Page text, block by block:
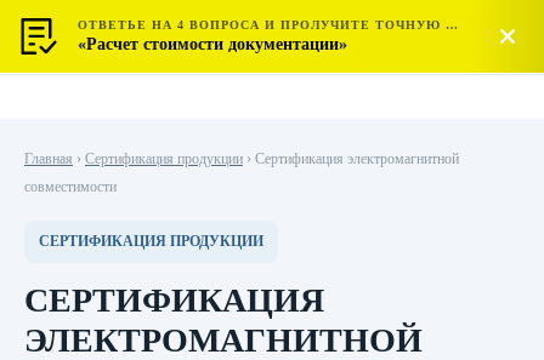
МОСТЕСТ
ЦЕНТР СЕРТИФИКАЦИИ
Главная › Сертификация продукции › Сертификация электромагнитной
совместимости
СЕРТИФИКАЦИЯ ПРОДУКЦИИ
СЕРТИФИКАЦИЯ
ЭЛЕКТРОМАГНИТНОЙ
ОТВЕТЬЕ НА 4 ВОПРОСА И ПРОЛУЧИТЕ ТОЧНУЮ СТОИМОСТЬ
«Расчет стоимости документации»